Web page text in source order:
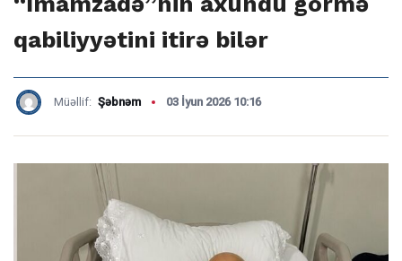
qabiliyyətini itirə bilər
Müəllif: Şəbnəm 03 İyun 2026 10:16